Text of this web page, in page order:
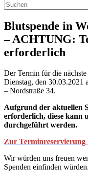
Blutspende in
– ACHTUNG:
erforderlich
Der Termin für die
Dienstag, den 30.03.2021
– Nordstraße 34.
Aufgrund der aktuellen
erforderlich, diese kann
durchgeführt werden.
Zur Terminreservierung
Wir würden uns freuen
Spenden einfinden würden.